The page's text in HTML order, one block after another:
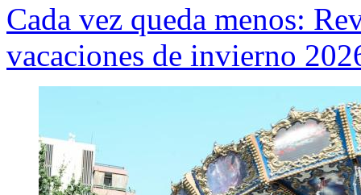
Cada vez queda menos:
vacaciones de invierno